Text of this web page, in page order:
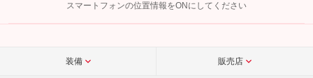
こちら
スマートフォンの位置情報をONにしてください
装備 販売店